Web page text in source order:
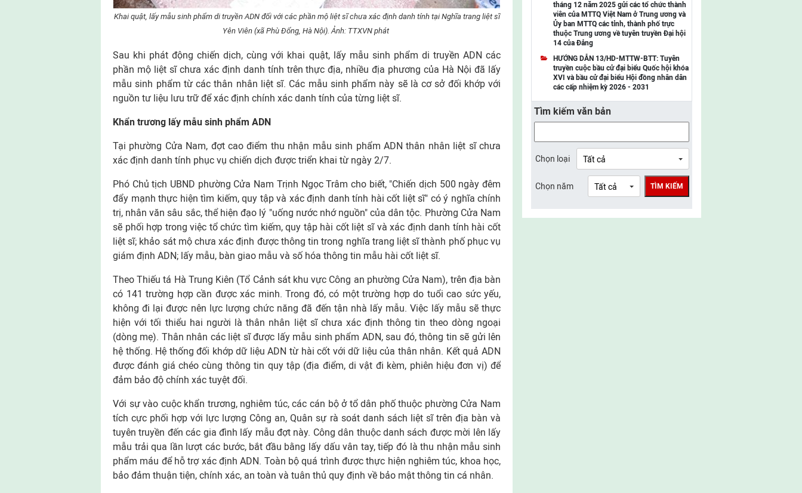
Khai quật, lấy mẫu sinh phẩm di truyền ADN đối với các phần mộ liệt sĩ chưa xác định danh tính tại Nghĩa trang liệt sĩ
Yên Viên (xã Phù Đổng, Hà Nội). Ảnh: TTXVN phát
Sau khi phát động chiến dịch, cùng với khai quật, lấy mẫu sinh phẩm di truyền ADN các
phần mộ liệt sĩ chưa xác định danh tính trên thực địa, nhiều địa phương của Hà Nội đã lấy
mẫu sinh phẩm từ các thân nhân liệt sĩ. Các mẫu sinh phẩm này sẽ là cơ sở đối khớp với
nguồn tư liệu lưu trữ để xác định chính xác danh tính của từng liệt sĩ.
Khẩn trương lấy mẫu sinh phẩm ADN
Tại phường Cửa Nam, đợt cao điểm thu nhận mẫu sinh phẩm ADN thân nhân liệt sĩ chưa
xác định danh tính phục vụ chiến dịch được triển khai từ ngày 2/7.
Phó Chủ tịch UBND phường Cửa Nam Trịnh Ngọc Trâm cho biết, "Chiến dịch 500 ngày đêm
đẩy mạnh thực hiện tìm kiếm, quy tập và xác định danh tính hài cốt liệt sĩ" có ý nghĩa chính
trị, nhân văn sâu sắc, thể hiện đạo lý "uống nước nhớ nguồn" của dân tộc. Phường Cửa Nam
sẽ phối hợp trong việc tổ chức tìm kiếm, quy tập hài cốt liệt sĩ và xác định danh tính hài cốt
liệt sĩ; khảo sát mộ chưa xác định được thông tin trong nghĩa trang liệt sĩ thành phố phục vụ
giám định ADN; lấy mẫu, bàn giao mẫu và số hóa thông tin mẫu hài cốt liệt sĩ.
Theo Thiếu tá Hà Trung Kiên (Tổ Cảnh sát khu vực Công an phường Cửa Nam), trên địa bàn
có 141 trường hợp cần được xác minh. Trong đó, có một trường hợp do tuổi cao sức yếu,
không đi lại được nên lực lượng chức năng đã đến tận nhà lấy mẫu. Việc lấy mẫu sẽ thực
hiện với tối thiểu hai người là thân nhân liệt sĩ chưa xác định thông tin theo dòng ngoại
(dòng mẹ). Thân nhân các liệt sĩ được lấy mẫu sinh phẩm ADN, sau đó, thông tin sẽ gửi lên
hệ thống. Hệ thống đối khớp dữ liệu ADN từ hài cốt với dữ liệu của thân nhân. Kết quả ADN
được đánh giá chéo cùng thông tin quy tập (địa điểm, di vật đi kèm, phiên hiệu đơn vị) để
đảm bảo độ chính xác tuyệt đối.
Với sự vào cuộc khẩn trương, nghiêm túc, các cán bộ ở tổ dân phố thuộc phường Cửa Nam
tích cực phối hợp với lực lượng Công an, Quân sự rà soát danh sách liệt sĩ trên địa bàn và
tuyên truyền đến các gia đình lấy mẫu đợt này. Công dân thuộc danh sách được mời lên lấy
mẫu trải qua lần lượt các bước, bắt đầu bằng lấy dấu vân tay, tiếp đó là thu nhận mẫu sinh
phẩm máu để hỗ trợ xác định ADN. Toàn bộ quá trình được thực hiện nghiêm túc, khoa học,
bảo đảm thuận tiện, chính xác, an toàn và tuân thủ quy định về bảo mật thông tin cá nhân.
UBMTTQ Việt Nam tỉnh Lạng Sơn
UBMTTQ Việt Nam tỉnh Lai Châu
UBMTTQ Việt Nam tỉnh Điện Biên
UBMTTQ Việt Nam tỉnh Sơn La
UBMTTQ Việt Nam tỉnh Thanh Hóa
UBMTTQ Việt Nam tỉnh Nghệ An
UBMTTQ Việt Nam tỉnh Lào Cai
UBMTTQ Việt Nam tỉnh Thái Nguyên
tháng 12 năm 2025 gửi các tổ chức thành
viên của MTTQ Việt Nam ở Trung ương và
Ủy ban MTTQ các tỉnh, thành phố trực
thuộc Trung ương về tuyên truyền Đại hội
14 của Đảng
HƯỚNG DẪN 13/HD-MTTW-BTT: Tuyên
truyền cuộc bầu cử đại biểu Quốc hội khóa
XVI và bầu cử đại biểu Hội đồng nhân dân
các cấp nhiệm kỳ 2026 - 2031
Tìm kiếm văn bản
Chọn loại
Chọn năm TÌM KIẾM